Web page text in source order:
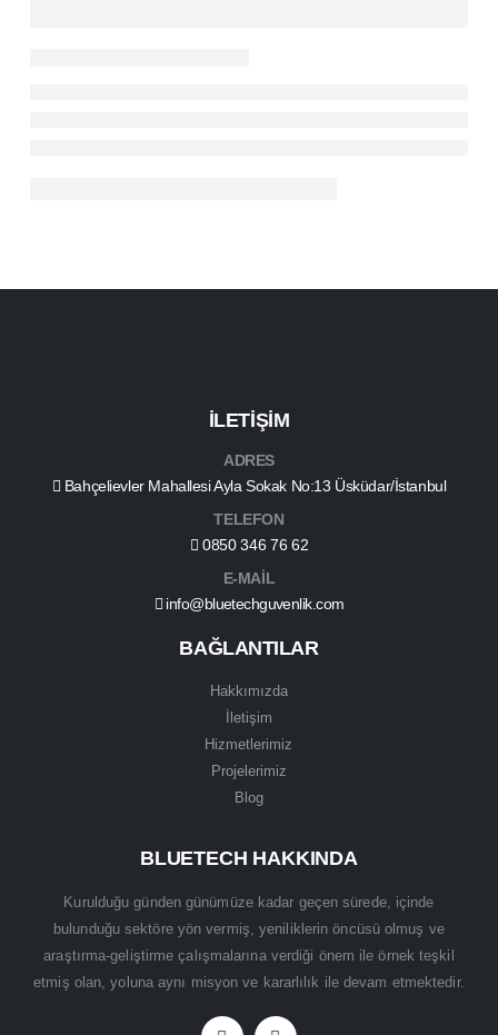
İLETİŞİM
ADRES
Bahçelievler Mahallesi Ayla Sokak No:13 Üsküdar/İstanbul
TELEFON
0850 346 76 62
E-MAİL
info@bluetechguvenlik.com
BAĞLANTILAR
Hakkımızda
İletişim
Hizmetlerimiz
Projelerimiz
Blog
BLUETECH HAKKINDA
Kurulduğu günden günümüze kadar geçen sürede, içinde
bulunduğu sektöre yön vermiş, yeniliklerin öncüsü olmuş ve
araştırma-geliştirme çalışmalarına verdiği önem ile örnek teşkil
etmiş olan, yoluna aynı misyon ve kararlılık ile devam etmektedir.